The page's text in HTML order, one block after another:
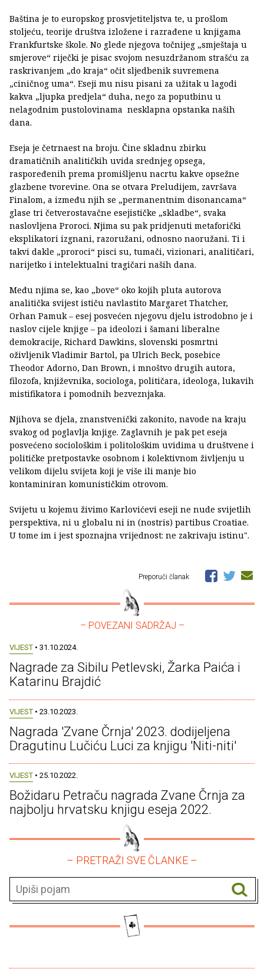
Baština je to europskog prosvjetiteljstva te, u prošlom
stoljeću, teorije društva izložene i razrađene u knjigama
Frankfurtske škole. No glede njegova točnijeg „smještaja u
smjerove“ riječki je pisac svojom nesuzdržanom strašću za
raskrivanjem „do kraja“ očit sljedbenik suvremena
„ciničnog uma“. Eseji mu nisu pisani za užitak u lagodi
kakva „ljupka predjela“ duha, nego za poputbinu u
nelagodnim pustolovinama nesklapna opstanka naših
dana.
Eseja je četrnaest na broju. Čine skladnu zbirku
dramatičnih analitičkih uvida srednjeg opsega,
raspoređenih prema promišljenu nacrtu kakve opsežne
glazbene tvorevine. Ona se otvara Preludijem, završava
Finalom, a između njih se „permanentnim disonancama“
glase tri četverostavačne esejističke „skladbe“, svaka
naslovljena Proroci. Njima su pak pridjenuti metaforički
eksplikatori izgnani, razoružani, odnosno naoružani. Ti i
takvi dakle „proroci“ pisci su, tumači, vizionari, analitičari,
narijetko i intelektualni tragičari naših dana.
Među njima se, kao „bove“ oko kojih pluta autorova
analitička svijest ističu navlastito Margaret Thatcher,
Orhan Pamuk – esej posvećen njegovu djelu istrodobno je i
naslov cijele knjige – pa ideolozi i šamani liberalne
demokracije, Richard Dawkins, slovenski posmrtni
oživljenik Vladimir Bartol, pa Ulrich Beck, posebice
Theodor Adorno, Dan Brown, i mnoštvo drugih autora,
filozofa, književnika, sociologa, političara, ideologa, lukavih
mistifikatora i pomodnih bezveznjaka.
Njihova se djela, znanstvenički zakonito, navode na kraju
svakog od poglavlja knjige. Zaglavnih je pak pet eseja
posvećeno sociološkim i politološkim uvidima u društvene i
političke pretpostavke osobnom i kolektivnom življenju u
velikom dijelu svijeta koji je više ili manje bio
kontaminiran komunističkim otrovom.
Svijetu u kojemu živimo Karlovićevi eseji ne nude svijetlih
perspektiva, ni u globalu ni in (nostris) partibus Croatiae.
U tome im i jest spoznajna vrijednost: ne zakrivaju istinu".
Preporuči članak
– POVEZANI SADRŽAJ –
VIJEST • 31.10.2024.
Nagrade za Sibilu Petlevski, Žarka Paića i
Katarinu Brajdić
VIJEST • 23.10.2023.
Nagrada 'Zvane Črnja' 2023. dodijeljena
Dragutinu Lučiću Luci za knjigu 'Niti-niti'
VIJEST • 25.10.2022.
Božidaru Petraču nagrada Zvane Črnja za
najbolju hrvatsku knjigu eseja 2022.
– PRETRAŽI SVE ČLANKE –